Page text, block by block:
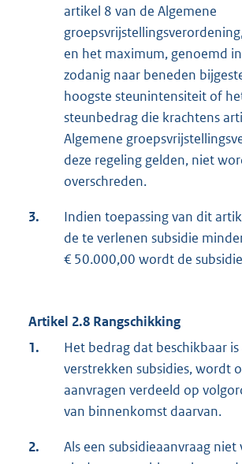
artikel 8 van de Algemene
en het maximum, genoemd
zodanig naar beneden
hoogste steunintensiteit of
steunbedrag die krachtens
Algemene
deze regeling gelden, niet
overschreden.
3.
Indien toepassing van dit
de te verlenen subsidie
€ 50.000,00 wordt de
Artikel 2.8 Rangschikking
1.
Het bedrag dat beschikbaar
verstrekken subsidies, wordt
aanvragen verdeeld op
van binnenkomst daarvan.
2.
Als een subsidieaanvraag